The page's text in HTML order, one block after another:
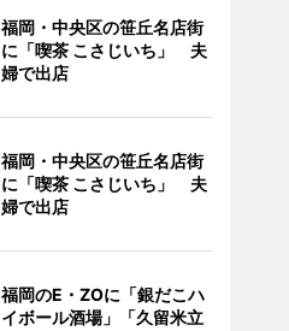
福岡・中央区の笹丘名店街
に「喫茶 こさじいち」 夫
婦で出店
福岡・中央区の笹丘名店街
に「喫茶 こさじいち」 夫
婦で出店
福岡のE・ZOに「銀だこハ
イボール酒場」「久留米立